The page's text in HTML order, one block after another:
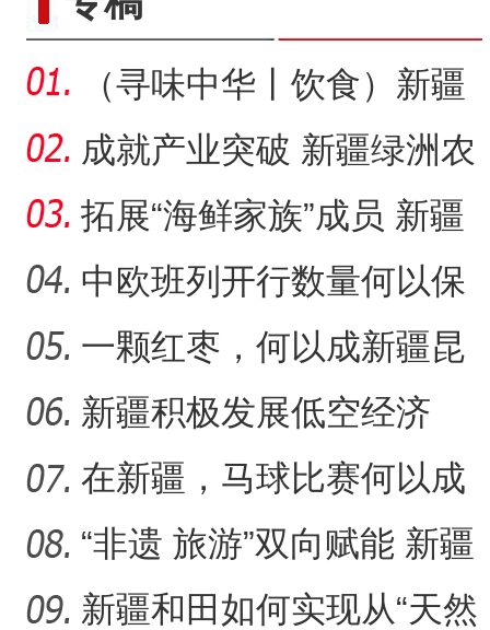
“阿克苏是个好地方·四季
（寻味中华丨饮食）新疆
大盘鸡：公路边诞生的江
湖
成就产业突破 新疆绿洲农
业如何吃上“益生菌”？
拓展“海鲜家族”成员 新疆
阿拉尔市变戈壁滩为“金
中欧班列开行数量何以保
持强劲增长态势？
一颗红枣，何以成新疆昆
玉市的名片？
新疆积极发展低空经济
在新疆，马球比赛何以成
为“勇与智”的见证？
“非遗 旅游”双向赋能 新疆
阿合奇猎鹰文化“破圈
新疆和田如何实现从“天然